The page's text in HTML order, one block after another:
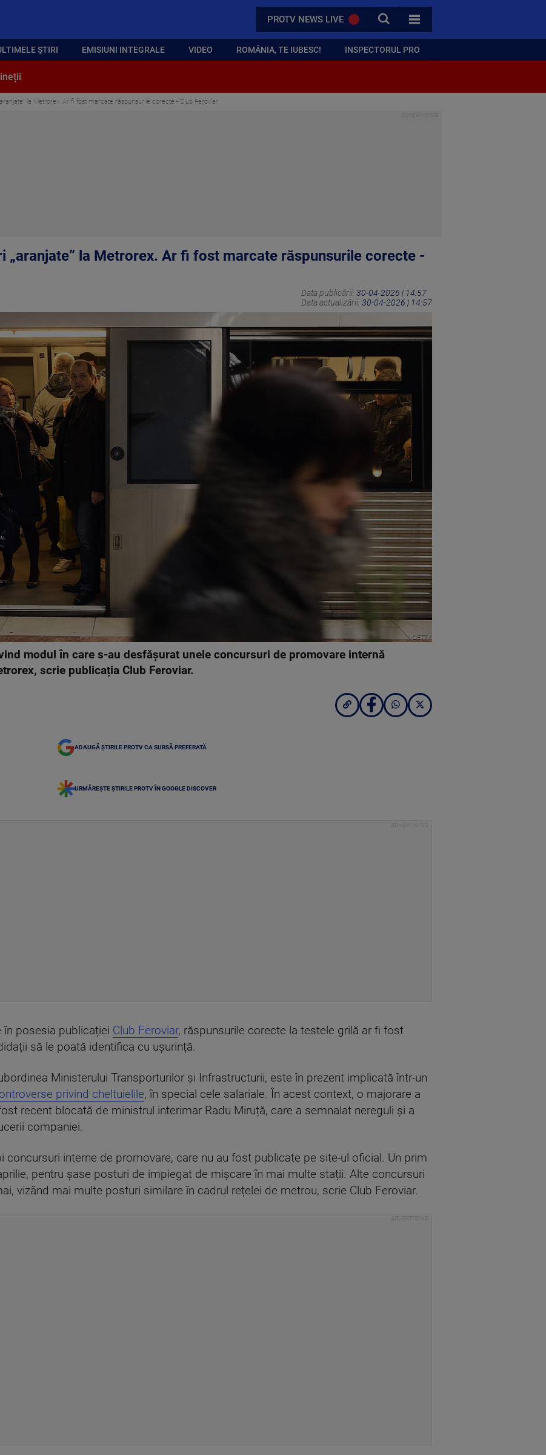
PROTV NEWS LIVE CAUTA
TOATE CATEGORIILE
ȘTIRI EMISIUNI INTEGRALE VIDEO ROMÂNIA, TE IUBESC! INSPECTORUL PRO
la Metrorex. Ar fi fost marcate răspunsurile corecte - Club Feroviar
„aranjate” la Metrorex. Ar fi fost marcate răspunsurile corecte -
Data publicării: 30-04-2026 | 14:57
Data actualizării: 30-04-2026 | 14:57
GETTY
modul în care s-au desfășurat unele concursuri de promovare internă
scrie publicația Club Feroviar.
ADAUGĂ ȘTIRILE PROTV CA SURSĂ PREFERATĂ
URMĂREȘTE ȘTIRILE PROTV ÎN GOOGLE DISCOVER
posesia publicației Club Feroviar, răspunsurile corecte la testele grilă ar fi fost
să le poată identifica cu ușurință.
Ministerului Transporturilor și Infrastructurii, este în prezent implicată într-un
privind cheltuielile, în special cele salariale. În acest context, o majorare a
recent blocată de ministrul interimar Radu Miruță, care a semnalat nereguli și a
companiei.
concursuri interne de promovare, care nu au fost publicate pe site-ul oficial. Un prim
pentru șase posturi de impiegat de mișcare în mai multe stații. Alte concursuri
vizând mai multe posturi similare în cadrul rețelei de metrou, scrie Club Feroviar.